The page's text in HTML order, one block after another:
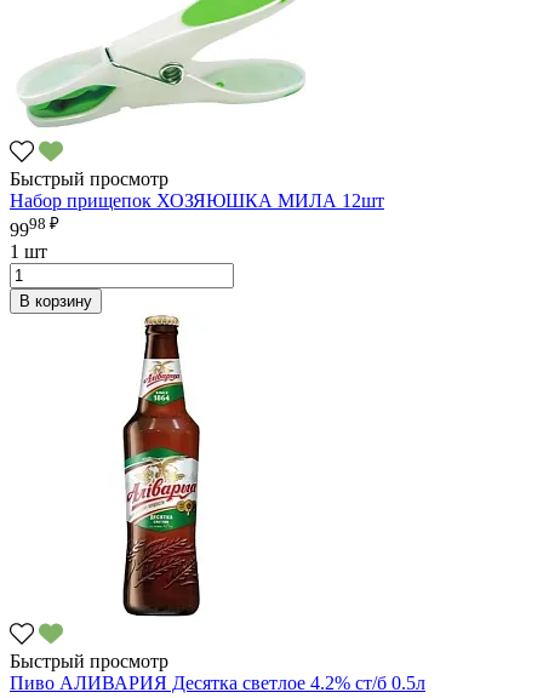
Быстрый просмотр
Набор прищепок ХОЗЯЮШКА МИЛА 12шт
9998 ₽
1 шт
В корзину
Быстрый просмотр
Пиво АЛИВАРИЯ Десятка светлое 4.2% ст/б 0.5л